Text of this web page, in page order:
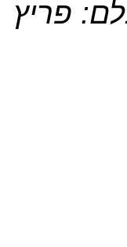
ליד בית ספר בשדרות, 1960. צלם: פריץ